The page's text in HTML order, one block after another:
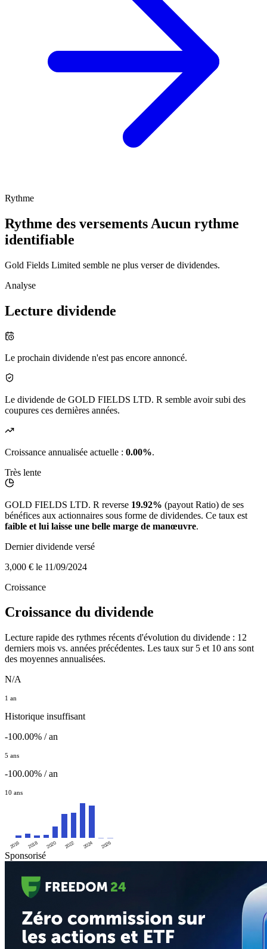
Rythme
Rythme des versements Aucun rythme
identifiable
Gold Fields Limited semble ne plus verser de dividendes.
Analyse
Lecture dividende
Le prochain dividende n'est pas encore annoncé.
Le dividende de GOLD FIELDS LTD. R semble avoir subi des
coupures ces dernières années.
Croissance annualisée actuelle : 0.00%.
Très lente
GOLD FIELDS LTD. R reverse 19.92% (payout Ratio) de ses
bénéfices aux actionnaires sous forme de dividendes. Ce taux est
faible et lui laisse une belle marge de manœuvre.
Dernier dividende versé
3,000 € le 11/09/2024
Croissance
Croissance du dividende
Lecture rapide des rythmes récents d'évolution du dividende : 12
derniers mois vs. années précédentes. Les taux sur 5 et 10 ans sont
des moyennes annualisées.
N/A
1 an
Historique insuffisant
-100.00% / an
5 ans
-100.00% / an
10 ans
2016 2018 2020 2022 2024 2026
Sponsorisé